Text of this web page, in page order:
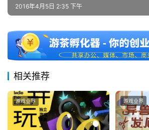
2016年4月5日 2:35 下午
相关推荐
游戏业界 游戏业界